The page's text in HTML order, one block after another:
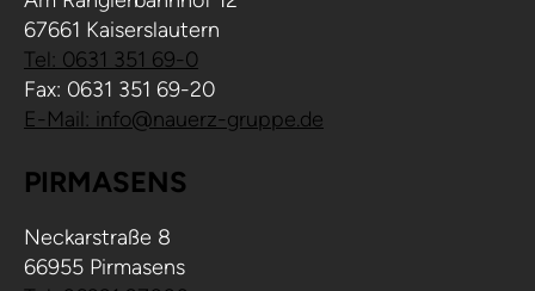
67661 Kaiserslautern
Tel: 0631 351 69-0
Fax: 0631 351 69-20
E-Mail: info@nauerz-gruppe.de
PIRMASENS
Neckarstraße 8
66955 Pirmasens